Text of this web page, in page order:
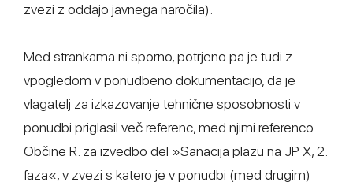
zvezi z oddajo javnega naročila).
Med strankama ni sporno, potrjeno pa je tudi z
vpogledom v ponudbeno dokumentacijo, da je
vlagatelj za izkazovanje tehnične sposobnosti v
ponudbi priglasil več referenc, med njimi referenco
Občine R. za izvedbo del »Sanacija plazu na JP X, 2.
faza«, v zvezi s katero je v ponudbi (med drugim)